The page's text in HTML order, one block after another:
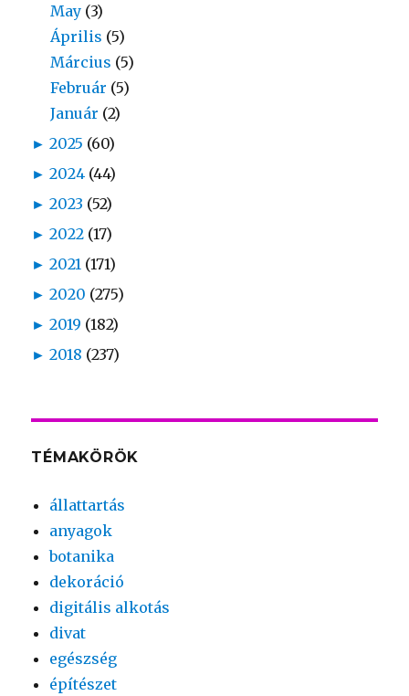
May (3)
Április (5)
Március (5)
Február (5)
Január (2)
► 2025 (60)
► 2024 (44)
► 2023 (52)
► 2022 (17)
► 2021 (171)
► 2020 (275)
► 2019 (182)
► 2018 (237)
TÉMAKÖRÖK
állattartás
anyagok
botanika
dekoráció
digitális alkotás
divat
egészség
építészet